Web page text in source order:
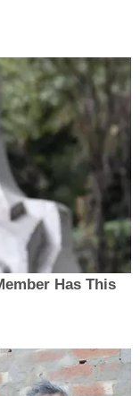
Has This